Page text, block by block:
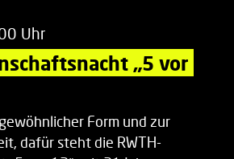
Uhr
„5 vor
Form und zur
dafür steht die RWTH-